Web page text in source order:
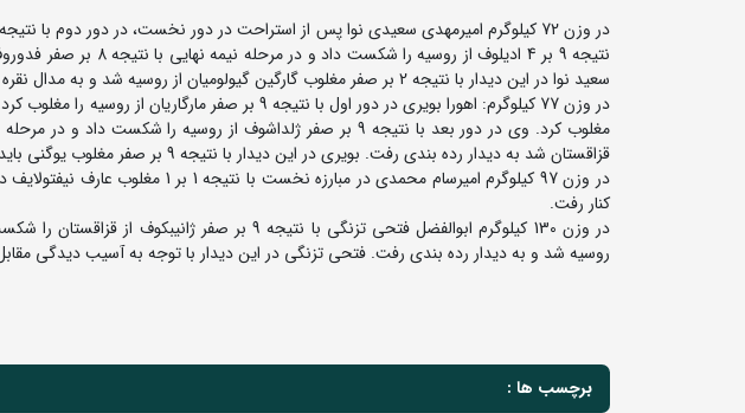
نتیجه 9 بر 4 ادیلوف از
سعید نوا در این دیدار با نتیجه 2 بر صفر مغلوب گارگین گیولومیان از روسیه شد و به مدال نقره رسید.
قزاقستان شد به دیدار رده بندی رفت. بویری در این دیدار با نتیجه 9 بر صفر مغلوب یوگنی بایدوسوف از روسیه شد و در جایگاه پنجم ایستاد.
در وزن 97 کیلوگرم امیرسام محمدی در
کنار رفت.
روسیه شد و به دیدار رده بندی رفت. فتحی تزنگی در این دیدار با توجه به آسیب دیدگی مقابل
برچسب ها :